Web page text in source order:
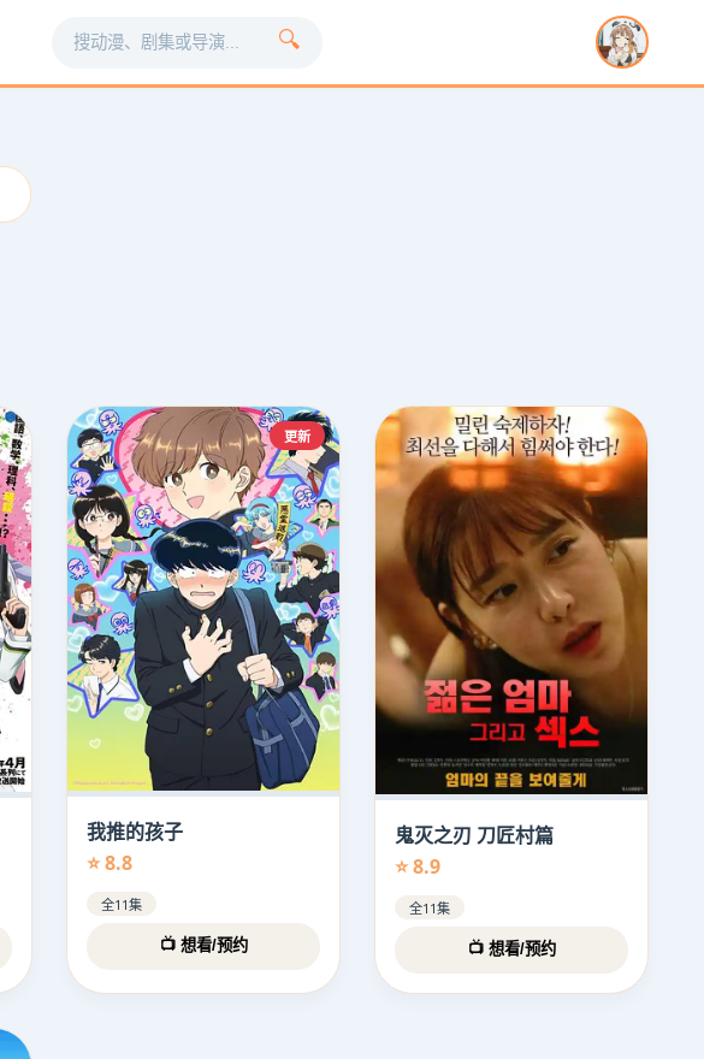
🔍
更新
我推的孩子
⭐ 8.8
全11集
📺 想看/预约
鬼灭之刃 刀匠村篇
⭐ 8.9
全11集
📺 想看/预约